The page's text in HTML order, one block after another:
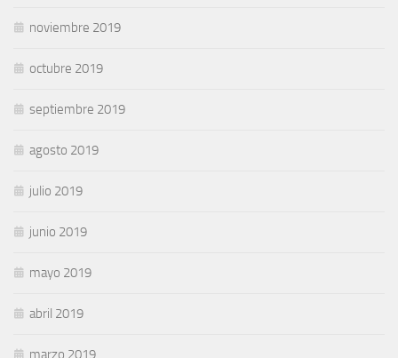
noviembre 2019
octubre 2019
septiembre 2019
agosto 2019
julio 2019
junio 2019
mayo 2019
abril 2019
marzo 2019